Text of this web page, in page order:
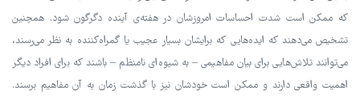
که ممکن است شدت احساسات امروزشان در هفته‌ی آینده دگرگون شود. همچنین
تشخیص می‌دهند که ایده‌هایی که برایشان بسیار عجیب یا گمراه‌کننده به نظر می‌رسند،
می‌توانند تلاش‌هایی برای بیان مفاهیمی – به شیوه‌ای نامنظم – باشند که برای افراد دیگر
اهمیت واقعی دارند و ممکن است خودشان نیز با گذشت زمان به آن مفاهیم برسند.